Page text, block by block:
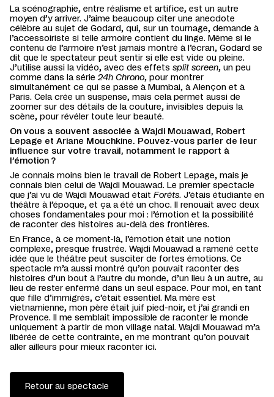
La scénographie, entre réalisme et artifice, est un autre
moyen d’y arriver. J’aime beaucoup citer une anecdote
célèbre au sujet de Godard, qui, sur un tournage, demande à
l’accessoiriste si telle armoire contient du linge. Même si le
contenu de l’armoire n’est jamais montré à l’écran, Godard se
dit que le spectateur peut sentir si elle est vide ou pleine.
J’utilise aussi la vidéo, avec des effets split screen, un peu
comme dans la série 24h Chrono, pour montrer
simultanément ce qui se passe à Mumbai, à Alençon et à
Paris. Cela crée un suspense, mais cela permet aussi de
zoomer sur des détails de la couture, invisibles depuis la
scène, pour révéler toute leur beauté.
On vous a souvent associée à Wajdi Mouawad, Robert
Lepage et Ariane Mouchkine. Pouvez-vous parler de leur
influence sur votre travail, notamment le rapport à
l’émotion ?
Je connais moins bien le travail de Robert Lepage, mais je
connais bien celui de Wajdi Mouawad. Le premier spectacle
que j’ai vu de Wajdi Mouawad était Forêts. J’étais étudiante en
théâtre à l’époque, et ça a été un choc. Il renouait avec deux
choses fondamentales pour moi : l’émotion et la possibilité
de raconter des histoires au-delà des frontières.
En France, à ce moment-là, l’émotion était une notion
complexe, presque frustrée. Wajdi Mouawad a ramené cette
idée que le théâtre peut susciter de fortes émotions. Ce
spectacle m’a aussi montré qu’on pouvait raconter des
histoires d’un bout à l’autre du monde, d’un lieu à un autre, au
lieu de rester enfermé dans un seul espace. Pour moi, en tant
que fille d’immigrés, c’était essentiel. Ma mère est
vietnamienne, mon père était juif pied-noir, et j’ai grandi en
Provence. Il me semblait impossible de raconter le monde
uniquement à partir de mon village natal. Wajdi Mouawad m’a
libérée de cette contrainte, en me montrant qu’on pouvait
aller ailleurs pour mieux raconter ici.
Retour au spectacle